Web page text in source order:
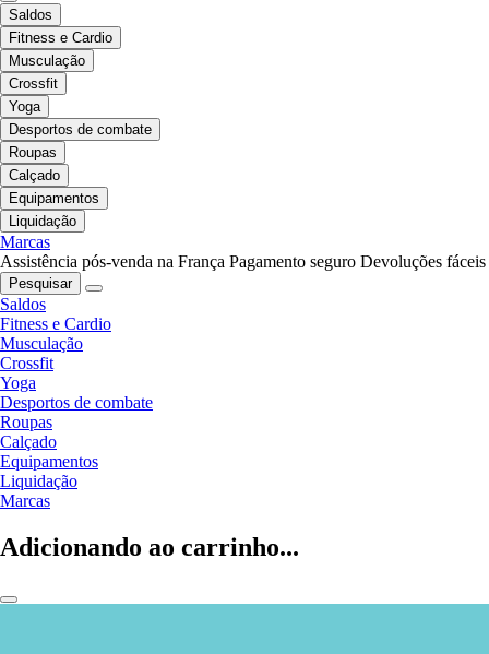
Saldos
Fitness e Cardio
Musculação
Crossfit
Yoga
Desportos de combate
Roupas
Calçado
Equipamentos
Liquidação
Marcas
Assistência pós-venda na França Pagamento seguro Devoluções fáceis
Pesquisar
Saldos
Fitness e Cardio
Musculação
Crossfit
Yoga
Desportos de combate
Roupas
Calçado
Equipamentos
Liquidação
Marcas
Adicionando ao carrinho...